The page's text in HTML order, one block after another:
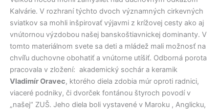
Kalvárie. V rozhraní týchto dvoch významných cirkevných
sviatkov sa mohli inšpirovať výjavmi z krížovej cesty ako aj
vnútornou výzdobou našej banskoštiavnickej dominanty. V
tomto materiálnom svete sa deti a mládež mali možnosť na
chvíľu duchovne obohatiť a vnútorne utíšiť. Odborná porota
pracovala v zložení: akademický sochár a keramik
Vladimír Oravec, ktorého diela zdobia múr oproti radnici,
viaceré podniky, či dvorček fontánou štyroch povodí v
„našej“ ZUŠ. Jeho diela boli vystavené v Maroku , Anglicku,